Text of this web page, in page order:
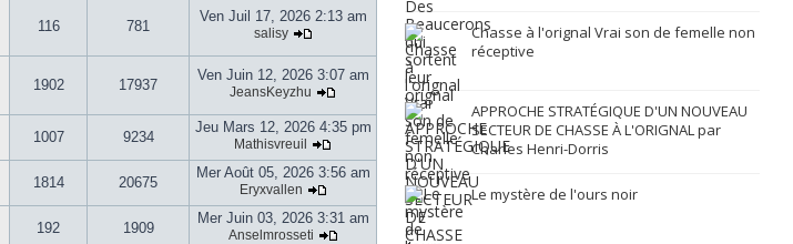
116 781
Ven Juil 17, 2026 2:13 am
salisy
1902 17937
Ven Juin 12, 2026 3:07 am
JeansKeyzhu
1007 9234
Jeu Mars 12, 2026 4:35 pm
Mathisvreuil
1814 20675
Mer Août 05, 2026 3:56 am
Eryxvallen
192 1909
Mer Juin 03, 2026 3:31 am
Anselmrosseti
Chasse à l'orignal Vrai son de femelle non
réceptive
APPROCHE STRATÉGIQUE D'UN NOUVEAU
SECTEUR DE CHASSE À L'ORIGNAL par
Charles Henri-Dorris
Le mystère de l'ours noir